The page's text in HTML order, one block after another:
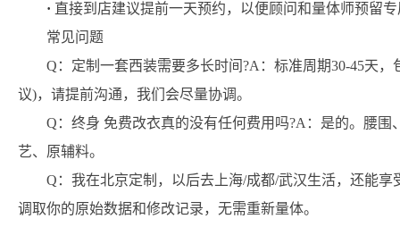
· 直接到店建议提前一天预约，以便顾问和量体师预留
常见问题
Q：定制一套西装需要多长时间?A：标准周期30-45天
议)，请提前沟通，我们会尽量协调。
Q： 终身 免费改衣真的没有任何费用吗?A：是的。腰
艺、原辅料。
Q：我在北京定制，以后去上海/成都/武汉生活，还能
调取你的原始数据和修改记录，无需重新量体。